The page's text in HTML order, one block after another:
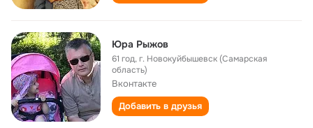
Юра Рыжов
61 год,г. Новокуйбышевск (Самарская
область)
Вконтакте
Добавить в друзья